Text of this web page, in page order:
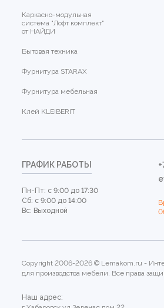
Каркасно-модульная
система "Лофт комплект"
от НАЙДИ
Бытовая техника
Фурнитура STARAX
Фурнитура мебельная
Клей KLEIBERIT
ГРАФИК РАБОТЫ
Пн-Пт: с 9:00 до 17:30
Сб: с 9:00 до 14:00
Вс: Выходной
Copyright 2006-2026 © Lemakom.ru -
для производства мебели. Все права
Наш адрес: